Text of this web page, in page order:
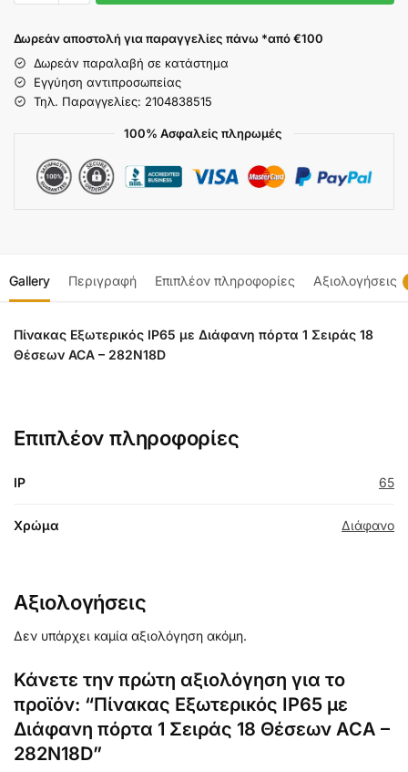
Δωρεάν αποστολή για παραγγελίες πάνω *από €100
Δωρεάν παραλαβή σε κατάστημα
Εγγύηση αντιπροσωπείας
Τηλ. Παραγγελίες: 2104838515
100% Ασφαλείς πληρωμές
Gallery Περιγραφή Επιπλέον πληροφορίες Αξιολογήσεις
Πίνακας Εξωτερικός IP65 με Διάφανη πόρτα 1 Σειράς 18
Θέσεων ACA – 282N18D
Επιπλέον πληροφορίες
IP 65
Χρώμα Διάφανο
Αξιολογήσεις
Δεν υπάρχει καμία αξιολόγηση ακόμη.
Κάνετε την πρώτη αξιολόγηση για το
προϊόν: “Πίνακας Εξωτερικός IP65 με
Διάφανη πόρτα 1 Σειράς 18 Θέσεων ACA –
282N18D”